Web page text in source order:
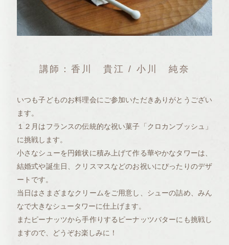
講師：香川 貴江 / 小川 純奈
いつも子どものお料理会にご参加いただきありがとうござい
ます。
１２月はフランスの伝統的な祝い菓子「クロカンブッシュ」
に挑戦します。
小さなシューを円錐状に積み上げて作る華やかなタワーは、
結婚式や誕生日、クリスマスなどのお祝いにぴったりのデザ
ートです。
当日はさまざまなクリームをご用意し、シューの詰め、みん
なで大きなシュータワーに仕上げます。
またピーナッツから手作りするピーナッツバターにも挑戦し
ますので、どうぞお楽しみに！